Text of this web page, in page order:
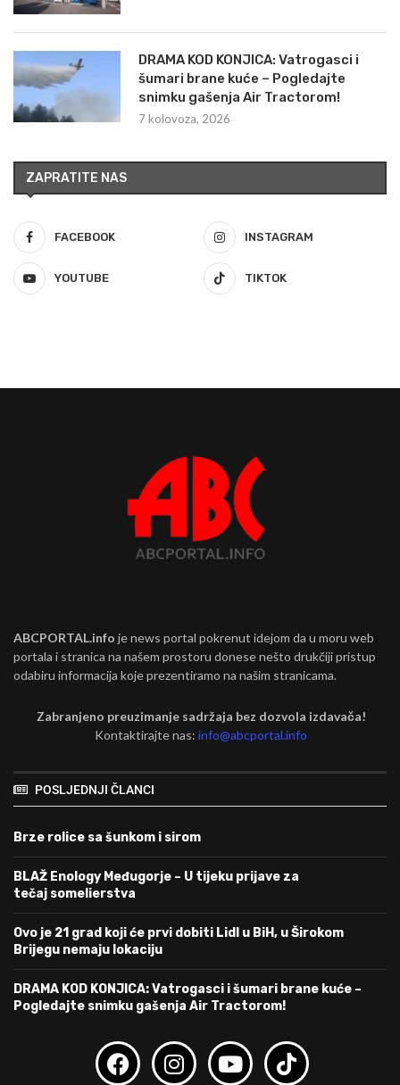
DRAMA KOD KONJICA: Vatrogasci i
šumari brane kuće – Pogledajte
snimku gašenja Air Tractorom!
7 kolovoza, 2026
ZAPRATITE NAS
FACEBOOK INSTAGRAM
YOUTUBE TIKTOK
ABCPORTAL.info je news portal pokrenut idejom da u moru web
portala i stranica na našem prostoru donese nešto drukčiji pristup
odabiru informacija koje prezentiramo na našim stranicama.
Zabranjeno preuzimanje sadržaja bez dozvola izdavača!
Kontaktirajte nas:info@abcportal.info
POSLJEDNJI ČLANCI
Brze rolice sa šunkom i sirom
BLAŽ Enology Međugorje – U tijeku prijave za
tečaj somelierstva
Ovo je 21 grad koji će prvi dobiti Lidl u BiH, u Širokom
Brijegu nemaju lokaciju
DRAMA KOD KONJICA: Vatrogasci i šumari brane kuće –
Pogledajte snimku gašenja Air Tractorom!